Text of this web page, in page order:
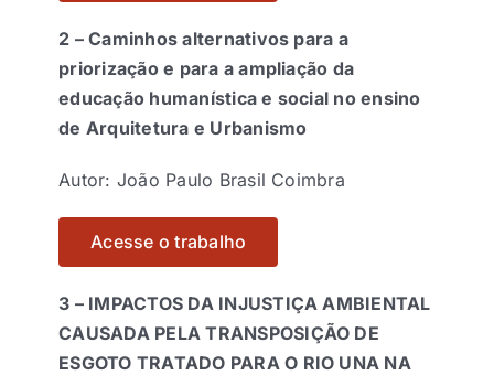
2 –Caminhos alternativos para a
priorização e para a ampliação da
educação humanística e social no ensino
de Arquitetura e Urbanismo
Autor: João Paulo Brasil Coimbra
Acesse o trabalho
3 – IMPACTOS DA INJUSTIÇA AMBIENTAL
CAUSADA PELA TRANSPOSIÇÃO DE
ESGOTO TRATADO PARA O RIO UNA NA